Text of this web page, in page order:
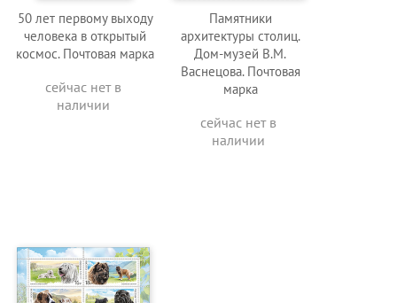
50 лет первому выходу
человека в открытый
космос. Почтовая марка
сейчас нет в
наличии
Памятники
архитектуры столиц.
Дом-музей В.М.
Васнецова. Почтовая
марка
сейчас нет в
наличии